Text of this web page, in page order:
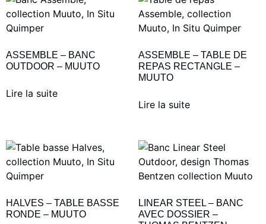
ASSEMBLE – BANC
OUTDOOR – MUUTO
Lire la suite
ASSEMBLE – TABLE DE
REPAS RECTANGLE –
MUUTO
Lire la suite
HALVES – TABLE BASSE
RONDE – MUUTO
LINEAR STEEL – BANC
AVEC DOSSIER –